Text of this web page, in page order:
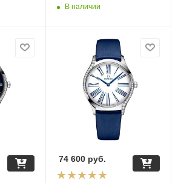
В наличии
74 600руб.